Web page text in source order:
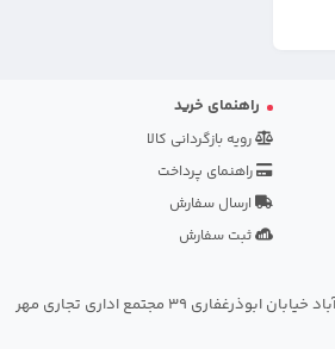
راهنمای خرید
رویه بازگردانی کالا
راهنمای پرداخت
ارسال سفارش
ثبت سفارش
نشانی: مشهد بلوار احمدآباد خیابان ابوذرغفاری 39 مجتمع اداری تجاری مهر